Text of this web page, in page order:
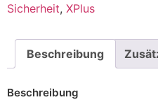
Sicherheit, XPlus
Beschreibung
Beschreibung